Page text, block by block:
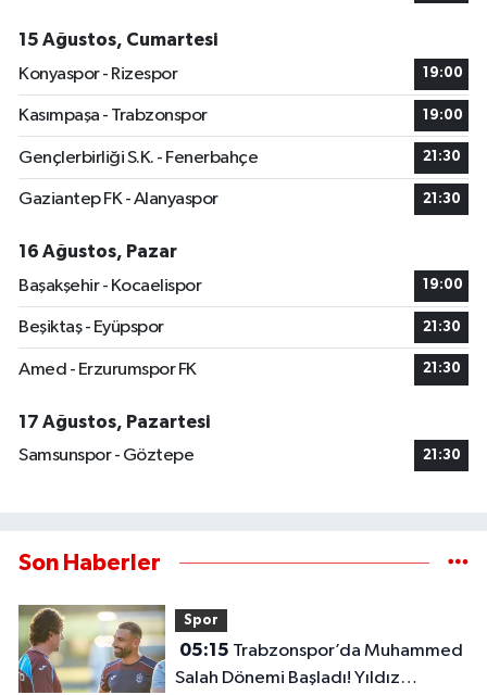
15 Ağustos, Cumartesi
Konyaspor - Rizespor
19:00
Kasımpaşa - Trabzonspor 19:00
Gençlerbirliği S.K. - Fenerbahçe 21:30
Gaziantep FK - Alanyaspor 21:30
16 Ağustos, Pazar
Başakşehir - Kocaelispor
19:00
Beşiktaş - Eyüpspor 21:30
Amed - Erzurumspor FK 21:30
17 Ağustos, Pazartesi
Samsunspor - Göztepe
21:30
Son Haberler
Spor
05:15
Salah Dönemi Başladı! Yıldız